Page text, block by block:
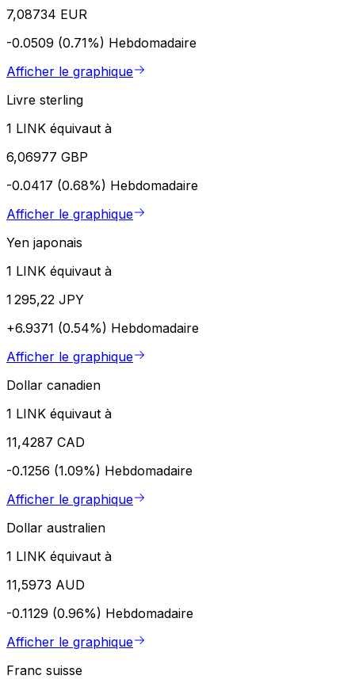
7,08734 EUR
-0.0509 (0.71%) Hebdomadaire
Afficher le graphique
Livre sterling
1 LINK équivaut à
6,06977 GBP
-0.0417 (0.68%) Hebdomadaire
Afficher le graphique
Yen japonais
1 LINK équivaut à
1 295,22 JPY
+6.9371 (0.54%) Hebdomadaire
Afficher le graphique
Dollar canadien
1 LINK équivaut à
11,4287 CAD
-0.1256 (1.09%) Hebdomadaire
Afficher le graphique
Dollar australien
1 LINK équivaut à
11,5973 AUD
-0.1129 (0.96%) Hebdomadaire
Afficher le graphique
Franc suisse